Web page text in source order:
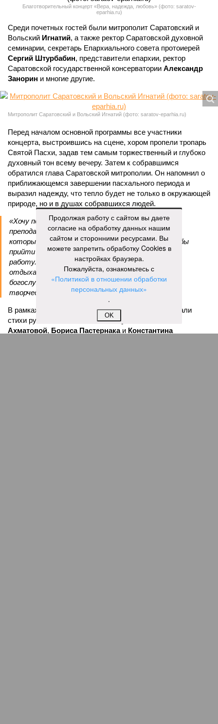
Благотворительный концерт «Вера, надежда, любовь» (фото: saratov-
eparhia.ru)
Среди почетных гостей были митрополит Саратовский и
Вольский Игнатий, а также ректор Саратовской духовной
семинарии, секретарь Епархиального совета протоиерей
Сергий Штурбабин, представители епархии, ректор
Саратовской государственной консерватории Александр
Занорин и многие другие.
Митрополит Саратовский и Вольский Игнатий (фото: saratov-eparhia.ru)
Перед началом основной программы все участники
концерта, выстроившись на сцене, хором пропели тропарь
Святой Пасхи, задав тем самым торжественный и глубоко
духовный тон всему вечеру. Затем к собравшимся
обратился глава Саратовской митрополии. Он напомнил о
приближающемся завершении пасхального периода и
выразил надежду, что тепло будет не только в окружающей
природе, но и в душах собравшихся людей.
«Хочу поблагодарить всех родителей,
преподавателей, наставников, самих учащихся,
которые свои выходные дни тратят на то, чтобы
прийти в храм, чтобы продолжать внеклассную
работу. Большинство учеников в выходные
отдыхают, а эти ребята идут в церковь на
богослужение, занимаются музыкой и другим
творчеством», – заявил митрополит Игнатий.
В рамках концертной программы со сцены прозвучали
стихи русских поэтов:
Николая Гумилева
Ахматовой, Бориса Пастернакаи Константина
Продолжая работу с сайтом вы даете
согласие на обработку данных нашим
сайтом и сторонними ресурсами. Вы
можете запретить обработку Cookies в
настройках браузера.
Пожалуйста, ознакомьтесь с
«Политикой в отношении обработки
персональных данных»
.
OK